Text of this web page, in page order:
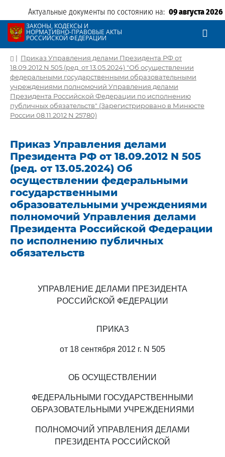
Актуальные документы по состоянию на: 09 августа 2026
ЗАКОНЫ, КОДЕКСЫ И
НОРМАТИВНО-ПРАВОВЫЕ АКТЫ
РОССИЙСКОЙ ФЕДЕРАЦИИ
| Приказ Управления делами Президента РФ от
18.09.2012 N 505 (ред. от 13.05.2024) "Об осуществлении
федеральными государственными образовательными
учреждениями полномочий Управления делами
Президента Российской Федерации по исполнению
публичных обязательств" (Зарегистрировано в Минюсте
России 08.11.2012 N 25780)
Приказ Управления делами
Президента РФ от 18.09.2012 N 505
(ред. от 13.05.2024) Об
осуществлении федеральными
государственными
образовательными учреждениями
полномочий Управления делами
Президента Российской Федерации
по исполнению публичных
обязательств
УПРАВЛЕНИЕ ДЕЛАМИ ПРЕЗИДЕНТА
РОССИЙСКОЙ ФЕДЕРАЦИИ
ПРИКАЗ
от 18 сентября 2012 г. N 505
ОБ ОСУЩЕСТВЛЕНИИ
ФЕДЕРАЛЬНЫМИ ГОСУДАРСТВЕННЫМИ
ОБРАЗОВАТЕЛЬНЫМИ УЧРЕЖДЕНИЯМИ
ПОЛНОМОЧИЙ УПРАВЛЕНИЯ ДЕЛАМИ
ПРЕЗИДЕНТА РОССИЙСКОЙ